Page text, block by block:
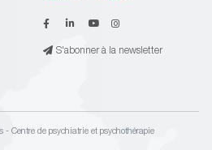
S'abonner à la newsletter
- Centre de psychiatrie et psychothérapie